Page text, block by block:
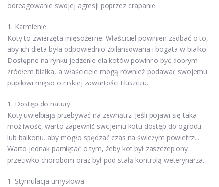
odreagowanie swojej agresji poprzez drapanie.
1. Karmienie
Koty to zwierzęta mięsożerne. Właściciel powinien zadbać o to,
aby ich dieta była odpowiednio zbilansowana i bogata w białko.
Dostępne na rynku jedzenie dla kotów powinno być dobrym
źródłem białka, a właściciele mogą również podawać swojemu
pupilowi mięso o niskiej zawartości tłuszczu.
1. Dostęp do natury
Koty uwielbiają przebywać na zewnątrz. Jeśli pojawi się taka
możliwość, warto zapewnić swojemu kotu dostęp do ogrodu
lub balkonu, aby mogło spędzać czas na świeżym powietrzu.
Warto jednak pamiętać o tym, żeby kot był zaszczepiony
przeciwko chorobom oraz był pod stałą kontrolą weterynarza.
1. Stymulacja umysłowa